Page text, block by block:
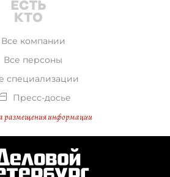
Все компании
Все персоны
специализации
Пресс-досье
размещения информации